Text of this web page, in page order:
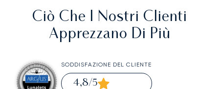
Ciò Che I Nostri Clienti
Apprezzano Di Più
SODDISFAZIONE DEL CLIENTE
4,8/5